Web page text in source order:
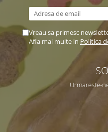
Vreau sa primesc
Afla mai multe in Politica
Urmareste-